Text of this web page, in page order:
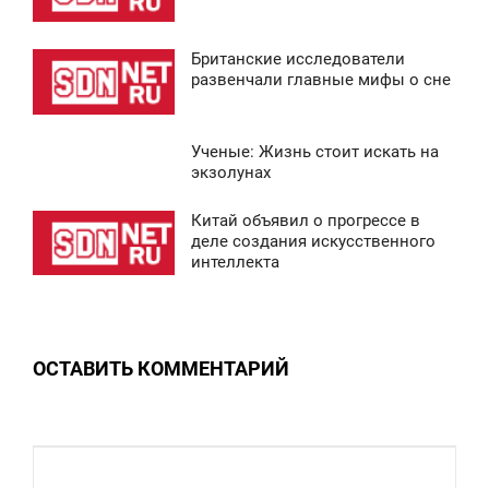
Британские исследователи
развенчали главные мифы о сне
Ученые: Жизнь стоит искать на
экзолунах
Китай объявил о прогрессе в
деле создания искусственного
интеллекта
ОСТАВИТЬ КОММЕНТАРИЙ